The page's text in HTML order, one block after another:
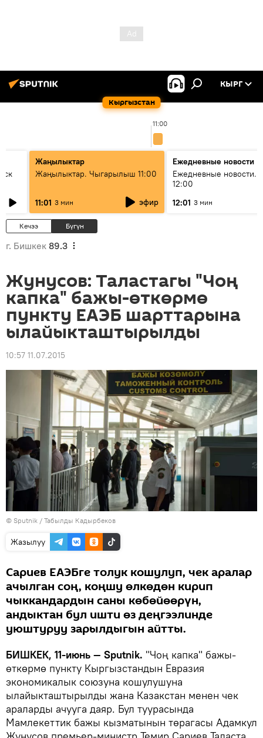
Кыргызстан
КЫРГ
11:00
Жаңылыктар
Жаңылыктар. Чыгарылыш 11:00
11:01 3 мин эфир
Ежедневные новости
Ежедневные новости.
12:00
12:01 3 мин
Кечээ Бүгүн
г. Бишкек 89.3
Жунусов: Таластагы "Чоң
капка" бажы-өткөрмө
пункту ЕАЭБ шарттарына
ылайыкташтырылды
10:57 11.07.2015
© Sputnik / Табылды Кадырбеков
Жазылуу
Сариев ЕАЭБге толук кошулуп, чек аралар
ачылган соң, коңшу өлкөдөн кирип
чыккандардын саны көбөйөөрүн,
андыктан бул ишти өз деңгээлинде
уюштуруу зарылдыгын айтты.
БИШКЕК, 11-июнь — Sputnik. "Чоң капка" бажы-
өткөрмө пункту Кыргызстандын Евразия
экономикалык союзуна кошулушуна
ылайыкташтырылды жана Казакстан менен чек
араларды ачууга даяр. Бул туурасында
Мамлекеттик бажы кызматынын төрагасы Адамкул